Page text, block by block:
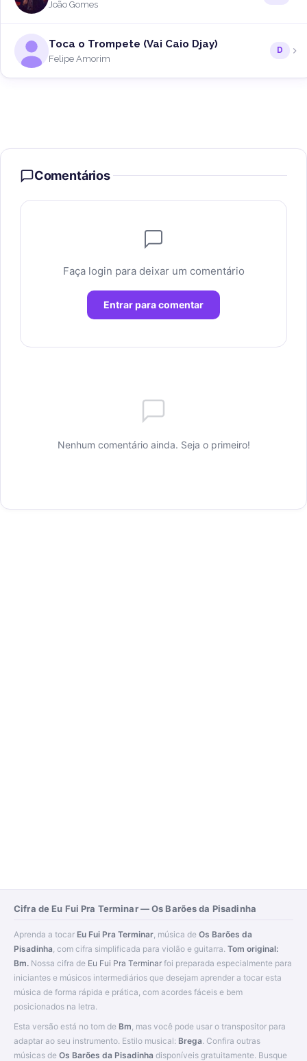
João Gomes
Toca o Trompete (Vai Caio Djay)
Felipe Amorim
D
Comentários
Faça login para deixar um comentário
Entrar para comentar
Nenhum comentário ainda. Seja o primeiro!
Cifra de Eu Fui Pra Terminar — Os Barões da Pisadinha
Aprenda a tocar Eu Fui Pra Terminar , música de Os Barões da
Pisadinha , com cifra simplificada para violão e guitarra. Tom original:
Bm. Nossa cifra de Eu Fui Pra Terminar foi preparada especialmente para
iniciantes e músicos intermediários que desejam aprender a tocar esta
música de forma rápida e prática, com acordes fáceis e bem
posicionados na letra.
Esta versão está no tom de Bm , mas você pode usar o transpositor para
adaptar ao seu instrumento. Estilo musical: Brega. Confira outras
músicas de Os Barões da Pisadinha disponíveis gratuitamente. Busque